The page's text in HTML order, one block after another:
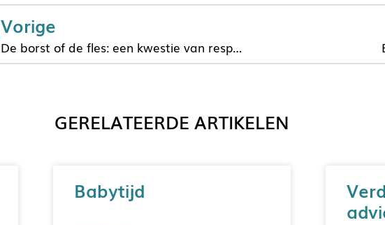
Vorige
De borst of de fles: een kwestie van respect – samenvatting
GERELATEERDE ARTIKELEN
Babytijd